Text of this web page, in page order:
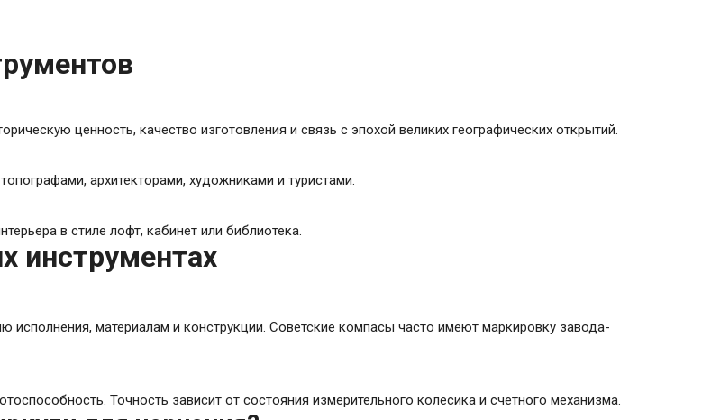
ценность, качество изготовления и связь с эпохой великих географических открытий.
архитекторами, художниками и туристами.
в стиле лофт, кабинет или библиотека.
инструментах
исполнения, материалам и конструкции. Советские компасы часто имеют маркировку завода-
Точность зависит от состояния измерительного колесика и счетного механизма.